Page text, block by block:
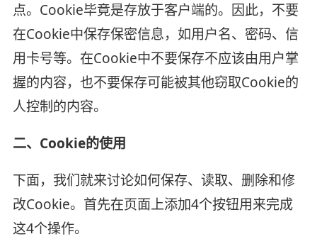
点。Cookie毕竟是存放于客户端的。因此，不要
在Cookie中保存保密信息，如用户名、密码、信
用卡号等。在Cookie中不要保存不应该由用户掌
握的内容，也不要保存可能被其他窃取Cookie的
人控制的内容。
二、Cookie的使用
下面，我们就来讨论如何保存、读取、删除和修
改Cookie。首先在页面上添加4个按钮用来完成
这4个操作。